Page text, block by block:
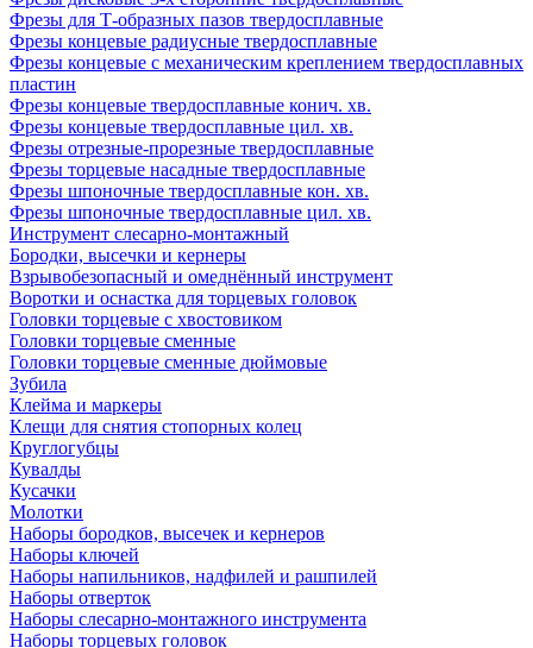
Фрезы для Т-образных пазов твердосплавные
Фрезы концевые радиусные твердосплавные
Фрезы концевые с механическим креплением твердосплавных
пластин
Фрезы концевые твердосплавные конич. хв.
Фрезы концевые твердосплавные цил. хв.
Фрезы отрезные-прорезные твердосплавные
Фрезы торцевые насадные твердосплавные
Фрезы шпоночные твердосплавные кон. хв.
Фрезы шпоночные твердосплавные цил. хв.
Инструмент слесарно-монтажный
Бородки, высечки и кернеры
Взрывобезопасный и омеднённый инструмент
Воротки и оснаcтка для торцевых головок
Головки торцевые с хвостовиком
Головки торцевые сменные
Головки торцевые сменные дюймовые
Зубила
Клейма и маркеры
Клещи для снятия стопорных колец
Круглогубцы
Кувалды
Кусачки
Молотки
Наборы бородков, высечек и кернеров
Наборы ключей
Наборы напильников, надфилей и рашпилей
Наборы отверток
Наборы слесарно-монтажного инструмента
Наборы торцевых головок